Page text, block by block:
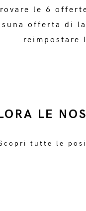
le 6
offerta di
LE
tutte le